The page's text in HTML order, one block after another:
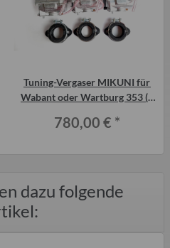
Tuning-Vergaser MIKUNI für
Wabant oder Wartburg 353 (3
780,00 € *
dazu folgende